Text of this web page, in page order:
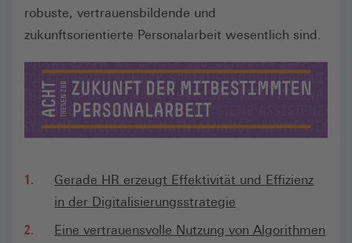
robuste, vertrauensbildende und
zukunftsorientierte Personalarbeit wesentlich sind.
Gerade HR erzeugt Effektivität und Effizienz
in der Digitalisierungsstrategie
Eine vertrauensvolle Nutzung von Algorithmen